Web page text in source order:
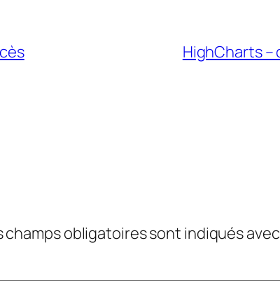
HighCharts –
champs obligatoires sont indiqués